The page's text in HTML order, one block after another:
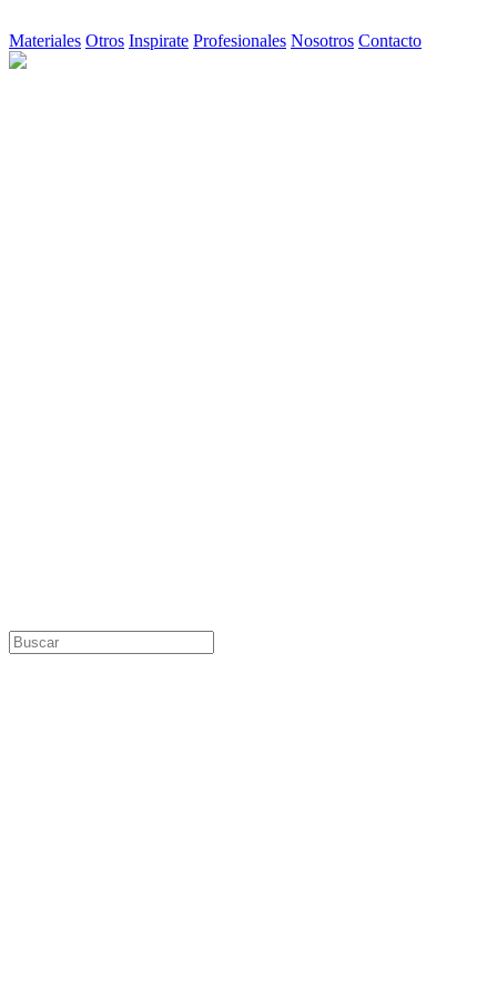
Materiales Otros Inspirate Profesionales Nosotros Contacto